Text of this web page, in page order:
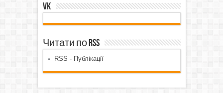
VK
Читати по RSS
RSS - Публікації